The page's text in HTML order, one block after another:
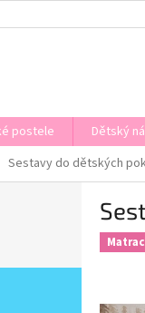
postele Dětský
Sestavy do dětských